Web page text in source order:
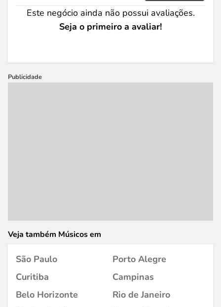
Este negócio ainda não possui avaliações.
Seja o primeiro a avaliar!
Publicidade
Veja também Músicos em
São Paulo
Porto Alegre
Curitiba
Campinas
Belo Horizonte
Rio de Janeiro